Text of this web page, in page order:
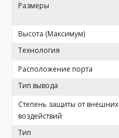
Размеры
Высота (Максимум)
Технология
Расположение порта
Тип вывода
Степень защиты от внешних
воздействий
Тип